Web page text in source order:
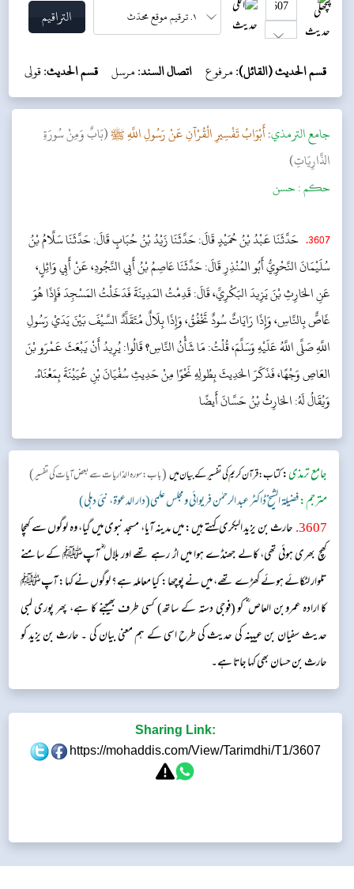
قسم الحديث (القائل):مرفوع اتصال السند:مرسل قسم الحديث:قولی
جامع الترمذي:أَبْوَابُ تَفْسِيرِ الْقُرْآنِ عَنْ رَسُولِ اللَّهِ ﷺ(بَابٌ وَمِنْ سُورَةِ
الذَّارِيَاتِ​)
حکم :حسن
3607
. حَدَّثَنَا عَبْدُ بْنُ حُمَيْدٍ قَالَ: حَدَّثَنَا زَيْدُ بْنُ حُبَابٍ قَالَ: حَدَّثَنَا سَلَّامُ بْنُ
سُلَيْمَانَ النَّحْوِيُّ أَبُو المُنْذِرِ قَالَ: حَدَّثَنَا عَاصِمُ بْنُ أَبِي النَّجُودِ، عَنْ أَبِي وَائِلٍ،
عَنِ الحَارِثِ بْنَ يَزِيدَ البَكْرِيِّ، قَالَ: قَدِمْتُ المَدِينَةَ فَدَخَلْتُ المَسْجِدَ فَإِذَا هُوَ
غَاصٌّ بِالنَّاسِ، وَإِذَا رَايَاتٌ سُودٌ تَخْفُقُ، وَإِذَا بِلَالٌ مُتَقَلِّدٌ السَّيْفَ بَيْنَ يَدَيْ رَسُولِ
اللَّهِ صَلَّى اللَّهُ عَلَيْهِ وَسَلَّمَ، قُلْتُ: مَا شَأْنُ النَّاسِ؟ قَالُوا: يُرِيدُ أَنْ يَبْعَثَ عَمْرَو بْنَ
العَاصِ وَجْهًا، فَذَكَرَ الحَدِيثَ بِطُولِهِ نَحْوًا مِنْ حَدِيثِ سُفْيَانَ بْنِ عُيَيْنَةَ بِمَعْنَاهُ.
وَيُقَالُ لَهُ: الحَارِثُ بْنُ حَسَّانَ أَيضًا
جامع ترمذی:كتاب: قرآن کریم کی تفسیر کے بیان میں(باب: سورہ الذاریات سے بعض آیات کی تفسیر​)
مترجم:فضیلۃ الشیخ ڈاکٹر عبد الرحمٰن فریوائی ومجلس علمی(دار الدعوۃ، نئی دہلی)
3607
.حارث بن یزید البکری کہتے ہیں: میں مدینہ آیا، مسجد نبوی میں گیا، وہ لوگوں سے کھچا
کھچ بھری ہوئی تھی، کالے جھنڈے ہوا میں اڑ رہے تھے اور بلال ؓ آپﷺ کے سامنے
تلوار لٹکائے ہوئے کھڑے تھے، میں نے پوچھا: کیا معاملہ ہے؟ لوگوں نے کہا: آپﷺ
کا ارادہ عمروبن العاص ؓ کو (فوجی دستہ کے ساتھ) کسی طرف بھیجنے کا ہے، پھر پوری لمبی
حدیث سفیان بن عیینہ کی حدیث کی طرح اسی کے ہم معنی بیان کی ۔ حارث بن یزید کو
حارث بن حسان بھی کہا جاتا ہے۔
Sharing Link:
https://mohaddis.com/View/Tarimdhi/T1/3607